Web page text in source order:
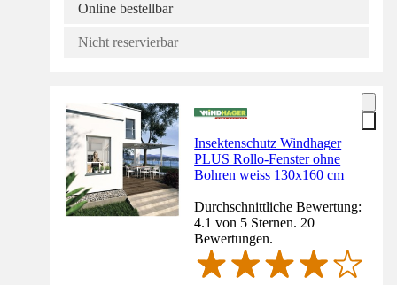
Online bestellbar
Nicht reservierbar
Insektenschutz Windhager
PLUS Rollo-Fenster ohne
Bohren weiss 130x160 cm
Durchschnittliche Bewertung:
4.1 von 5 Sternen. 20
Bewertungen.